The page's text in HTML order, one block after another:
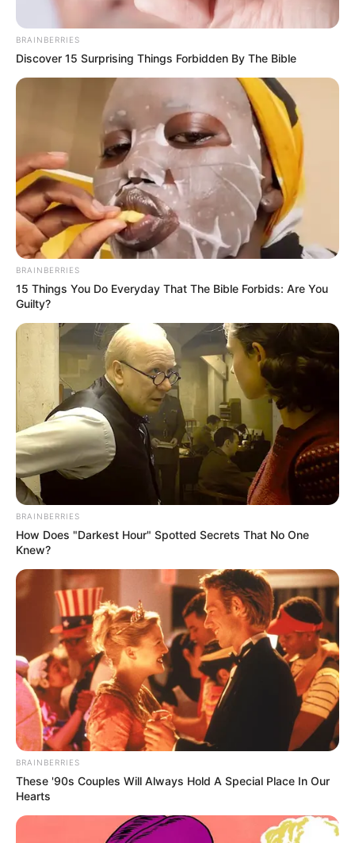
Esta propuesta de bomba se produce justo
después de las recientes despotricaciones de
Twitter de Musk (porque, por supuesto, está en
Twitter) sobre la justicia de permitir que los
hombres compitan en las categorías de
mujeres. Olvídate de los autos eléctricos que
salvan el planeta o el potencial para colonizar
Marte, este es el problema que aparentemente
ha captado su atención. Tal vez es porque,
entre la construcción de cohetes y las
empresas de carrera, Musk simplemente tiene
demasiado tiempo en sus manos.
BRAINBERRIES
Discover 15 Surprising Things Forbidden By The Bible
BRAINBERRIES
15 Things You Do Everyday That The Bible Forbids: Are You
Guilty?
BRAINBERRIES
How Does "Darkest Hour" Spotted Secrets That No One
Knew?
BRAINBERRIES
These '90s Couples Will Always Hold A Special Place In Our
Hearts